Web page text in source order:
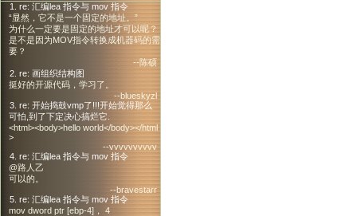
1. re: 汇编lea 指令与 mov 指令
“显然，它不是一个固定的地址。”
为什么一定要是固定的地址才可以呢？
是不是因为MOV指令转换成机器码的需
要？
--陈硕
2. re: 画组织结构图
挺好的开源代码，学习了。
--blueskyzl
3. re: 开始捣鼓vmp了!!!开始觉得那么
可怕,到了下定决心搞烂它.
<html><body>hello world</body></html
>
--vvvvvvvvvv
4. re: 汇编lea 指令与 mov 指令
@路人乙
可以的。
--bravestarr
5. re: 汇编lea 指令与 mov 指令
mov dword ptr [ebp-4]， 4